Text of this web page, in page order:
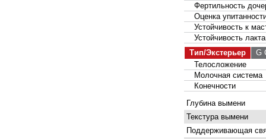
Фертильность
Оценка
Устойчивость к
Устойчивость
Тип/Экстерьер
G
Телосложение
Молочная система
Конечности
Глубина вымени
Текстура вымени
Поддерживающая